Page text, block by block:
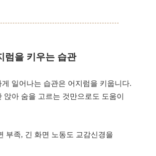
럼을 키우는 습관
일어나는 습관은 어지럼을 키웁니다.
앉아 숨을 고르는 것만으로도 도움이
부족, 긴 화면 노동도 교감신경을